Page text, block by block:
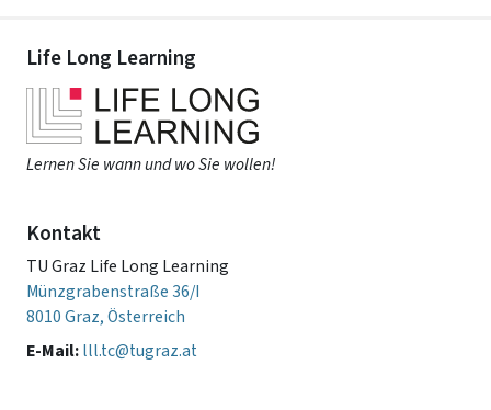
Life Long Learning
Lernen Sie wann und wo Sie wollen!
Kontakt
TU Graz Life Long Learning
Münzgrabenstraße 36/I
8010 Graz, Österreich
E-Mail:lll.tc@tugraz.at